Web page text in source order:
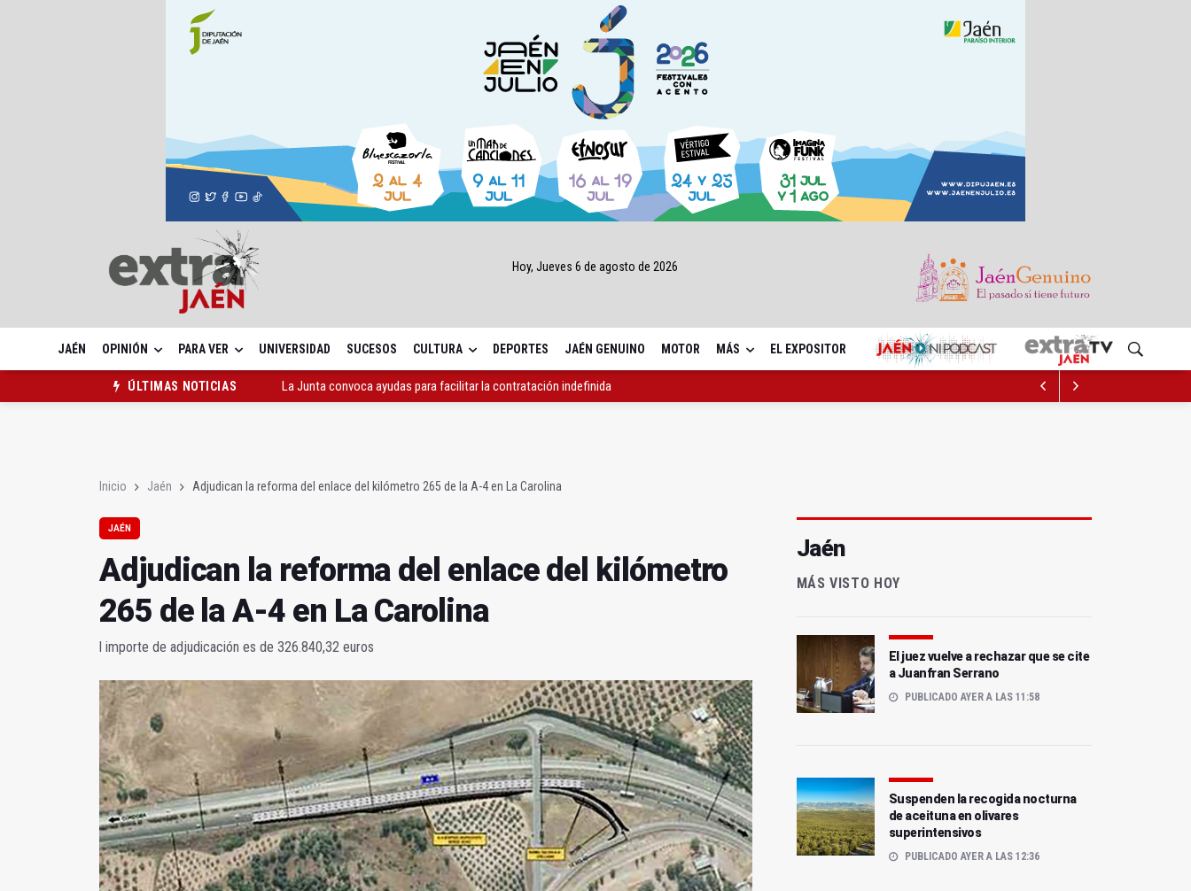
Hoy, Jueves 6 de agosto de 2026
JAÉN OPINIÓN PARA VER UNIVERSIDAD SUCESOS CULTURA DEPORTES JAÉN GENUINO MOTOR MÁS EL EXPOSITOR
ÚLTIMAS NOTICIAS
Adjudicada la ampliación de la sede de la Junta en la avenida de Madrid
Inicio Jaén Adjudican la reforma del enlace del kilómetro 265 de la A-4 en La Carolina
JAÉN
Adjudican la reforma del enlace del kilómetro
265 de la A-4 en La Carolina
l importe de adjudicación es de 326.840,32 euros
Jaén
MÁS VISTO HOY
El juez vuelve a rechazar que se cite
a Juanfran Serrano
PUBLICADO AYER A LAS 11:58
Suspenden la recogida nocturna
de aceituna en olivares
superintensivos
PUBLICADO AYER A LAS 12:36